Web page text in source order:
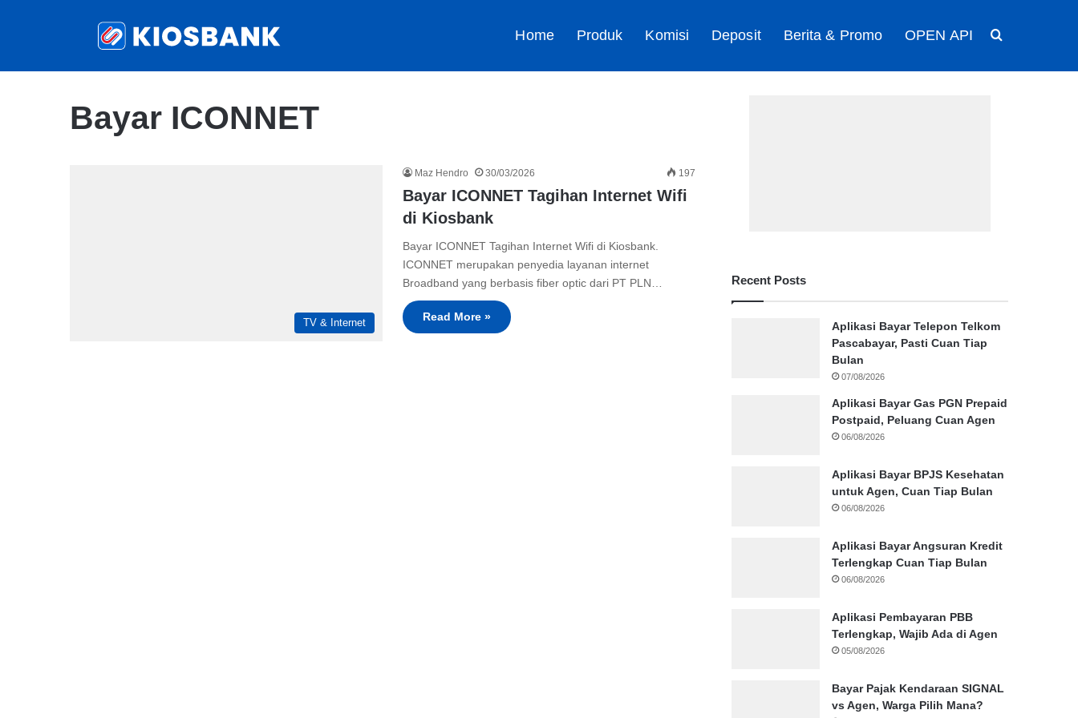
Home Produk Komisi Deposit Berita & Promo OPEN API
Bayar ICONNET
TV & Internet
Maz Hendro 30/03/2026 197
Bayar ICONNET Tagihan Internet Wifi
di Kiosbank
Bayar ICONNET Tagihan Internet Wifi di Kiosbank.
ICONNET merupakan penyedia layanan internet
Broadband yang berbasis fiber optic dari PT PLN…
Read More »
Recent Posts
Aplikasi Bayar Telepon Telkom
Pascabayar, Pasti Cuan Tiap
Bulan
07/08/2026
Aplikasi Bayar Gas PGN Prepaid
Postpaid, Peluang Cuan Agen
06/08/2026
Aplikasi Bayar BPJS Kesehatan
untuk Agen, Cuan Tiap Bulan
06/08/2026
Aplikasi Bayar Angsuran Kredit
Terlengkap Cuan Tiap Bulan
06/08/2026
Aplikasi Pembayaran PBB
Terlengkap, Wajib Ada di Agen
05/08/2026
Bayar Pajak Kendaraan SIGNAL
vs Agen, Warga Pilih Mana?